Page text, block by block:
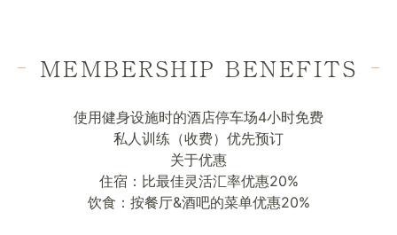
MEMBERSHIP BENEFITS
使用健身设施时的酒店停车场4小时免费
私人训练（收费）优先预订
关于优惠
住宿：比最佳灵活汇率优惠20%
饮食：按餐厅&酒吧的菜单优惠20%